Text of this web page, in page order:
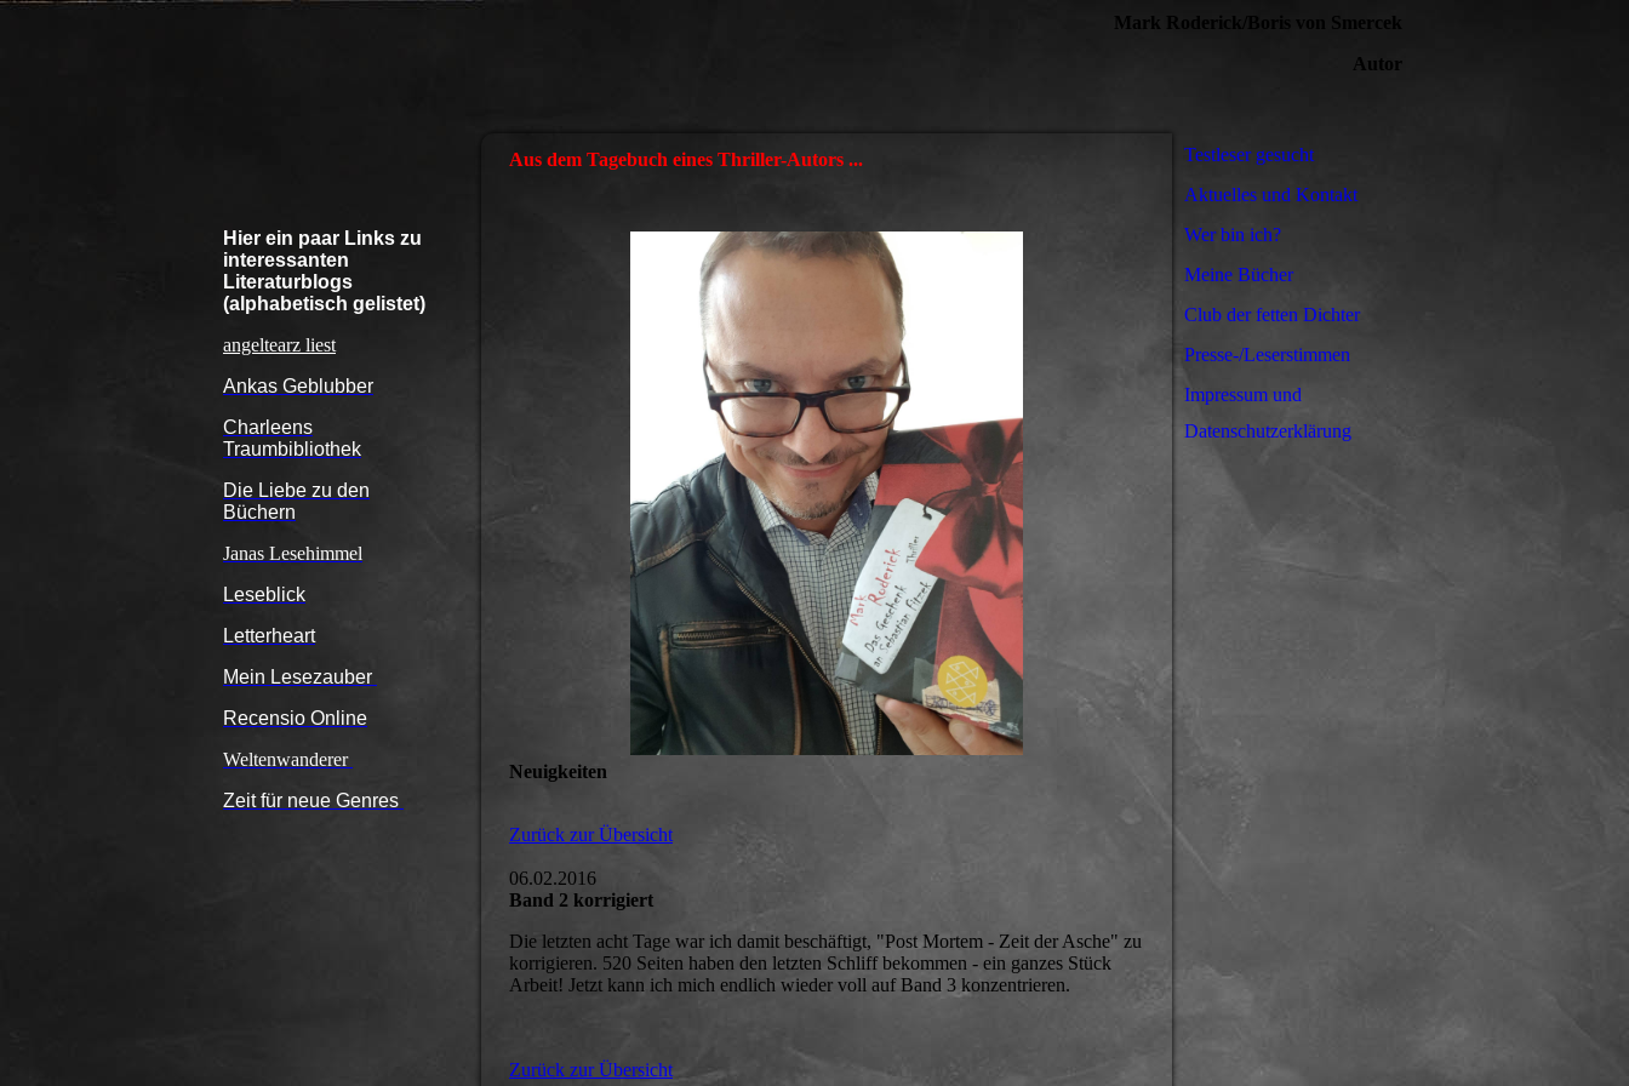
Mark Roderick/Boris von Smercek
Autor
Hier ein paar Links zu
interessanten
Literaturblogs
(alphabetisch gelistet)
angeltearz liest
Ankas Geblubber
Charleens
Traumbibliothek
Die Liebe zu den
Büchern
Janas Lesehimmel
Leseblick
Letterheart
Mein Lesezauber
Recensio Online
Weltenwanderer
Zeit für neue Genres
Aus dem Tagebuch eines Thriller-Autors ...
Neuigkeiten
Zurück zur Übersicht
06.02.2016
Band 2 korrigiert
Die letzten acht Tage war ich damit beschäftigt, "Post Mortem - Zeit der Asche" zu
korrigieren. 520 Seiten haben den letzten Schliff bekommen - ein ganzes Stück
Arbeit! Jetzt kann ich mich endlich wieder voll auf Band 3 konzentrieren.
Zurück zur Übersicht
Testleser gesucht
Aktuelles und Kontakt
Wer bin ich?
Meine Bücher
Club der fetten Dichter
Presse-/Leserstimmen
Impressum und
Datenschutzerklärung